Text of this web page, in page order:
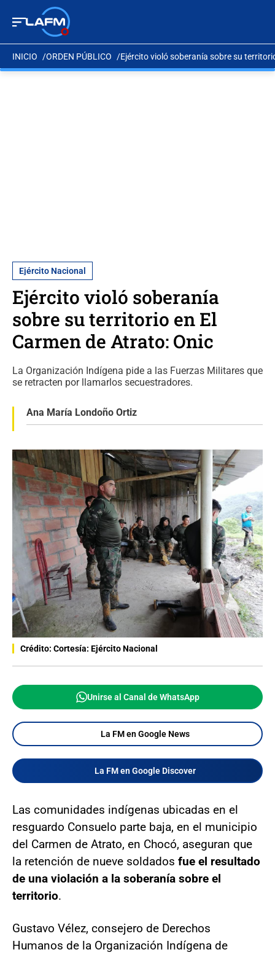
INICIO ORDEN PÚBLICO Ejército violó soberanía sobre su
Ejército Nacional
Ejército violó soberanía
sobre su territorio en El
Carmen de Atrato: Onic
La Organización Indígena pide a las Fuerzas Militares que
se retracten por llamarlos secuestradores.
Ana María Londoño Ortiz
Crédito: Cortesía: Ejército Nacional
Unirse al Canal de WhatsApp
La FM en Google News
La FM en Google Discover
Las comunidades indígenas ubicadas en el
resguardo Consuelo parte baja, en el municipio
del Carmen de Atrato, en Chocó, aseguran que
la retención de nueve soldados fue el resultado
de una violación a la soberanía sobre el
territorio.
Gustavo Vélez, consejero de Derechos
Humanos de la Organización Indígena de